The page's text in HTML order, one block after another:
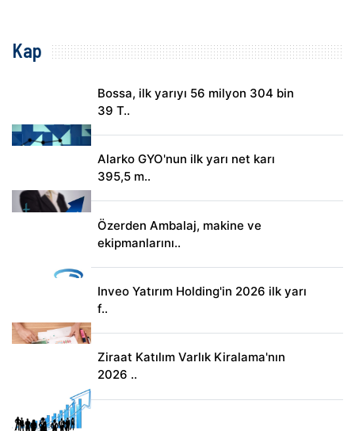
Kap
Bossa, ilk yarıyı 56 milyon 304 bin
39 T..
Alarko GYO'nun ilk yarı net karı
395,5 m..
Özerden Ambalaj, makine ve
ekipmanlarını..
Inveo Yatırım Holding'in 2026 ilk yarı
f..
Ziraat Katılım Varlık Kiralama'nın
2026 ..